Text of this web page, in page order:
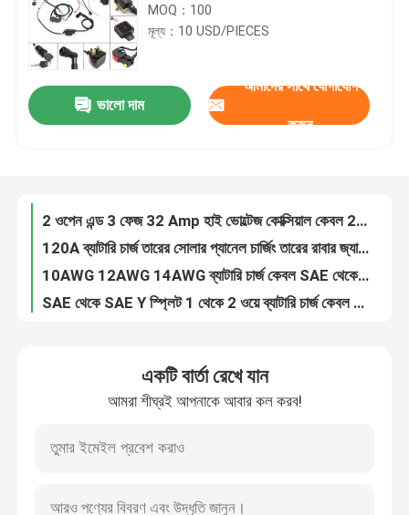
পণ্য
আমাদের সম্পর্কে
মান নিয়ন্ত্রণ
আমাদের সাথে যোগাযোগ করুন
কাস্টম ক্যাবল সমাবেশ
এলভিডিএস ক্যাবল
MOQ：100
মূল্য：10 USD/PIECES
ভালো দাম
আমাদের সাথে যোগাযোগ
করুন
SAE থেকে SAE Y স্প্লিট 1 থেকে 2 ওয়ে ব্যাটারি চার্জ কেবল 2 পোল 120A 600V
কাস্টম ডিজাইনের সাথে হাই-ফ্লেক্স এলভিডিএস ক্যাবল OEM/ODM ওয়্যার হারনেস প্রস্তুতকারক
কাস্টম এলভিডিএস ক্যাবল সমাবেশ ডিসপ্লে জন্য উচ্চ গতির সংকেত সংক্রমণ
একটি বার্তা রেখে যান
আমরা শীঘ্রই আপনাকে আবার কল করব!